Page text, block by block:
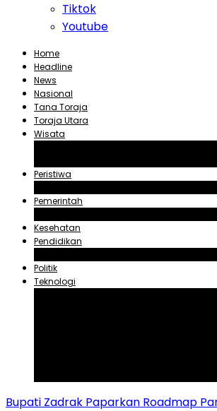
Tiktok
Youtube
Home
Headline
News
Nasional
Tana Toraja
Toraja Utara
Wisata
Peristiwa
Pemerintah
Kesehatan
Pendidikan
Politik
Teknologi
Bupati Zadrak Paparkan Roadmap